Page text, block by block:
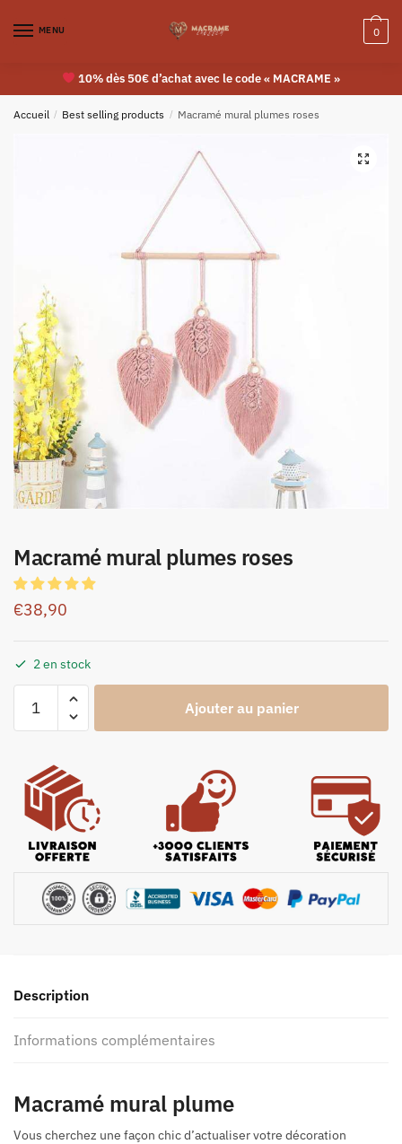
MENU 0
10% dès 50€ d’achat avec le code « MACRAME »
Accueil / Best selling products / Macramé mural plumes roses
Macramé mural plumes roses
€38,90
2 en stock
Ajouter au panier
Description
Informations complémentaires
Macramé mural plume
Vous cherchez une façon chic d’actualiser votre décoration